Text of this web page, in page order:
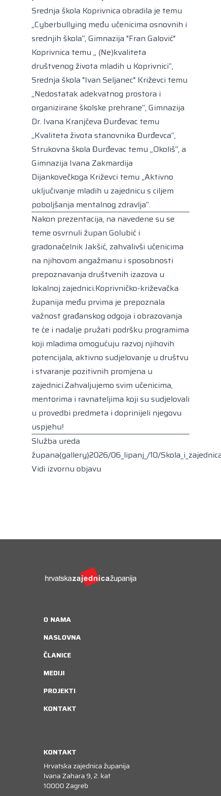
Srednja škola Koprivnica obradila je temu
„Cyberbullying među učenicima osnovnih i
srednjih škola“, Gimnazija "Fran Galović"
Koprivnica temu „ (Ne)kvaliteta
društvenog života mladih u Koprivnici“,
Srednja škola "Ivan Seljanec" Križevci temu
„Nedostatak adekvatnog prostora i
organizirane školske prehrane“, Gimnazija
Dr. Ivana Kranjčeva Đurđevac temu
„Kvaliteta života stanovnika Đurđevca“,
Strukovna škola Đurđevac temu „Okoliš“, a
Gimnazija Ivana Zakmardija
Dijankovečkoga Križevci temu „Aktivno
uključivanje mladih u zajednicu s ciljem
poboljšanja mentalnog zdravlja“.
Nakon prezentacija, na navedene su se
teme osvrnuli župan Golubić i
gradonačelnik Jakšić, zahvalivši učenicima
na njihovom angažmanu i sposobnosti
prepoznavanja društvenih izazova u
lokalnoj zajednici.Koprivničko-križevačka
županija među prvima je prepoznala
važnost građanskog odgoja i obrazovanja
te će i nadalje pružati podršku programima
koji mladima omogućuju razvoj njihovih
potencijala, aktivno sudjelovanje u društvu
i stvaranje pozitivnih promjena u
zajednici.Zahvaljujemo svim učenicima,
mentorima i ravnateljima koji su sudjelovali
u provedbi predmeta i doprinijeli njegovu
uspjehu!
Služba ureda
župana{gallery}2026/06_lipanj_/10/
Vidi izvornu objavu
O NAMA
NASLOVNA
ČLANICE
MEDIJI
PROJEKTI
KONTAKT
KONTAKT
Hrvatska zajednica županija
Ivana Zahara 9, 2. kat
10000 Zagreb